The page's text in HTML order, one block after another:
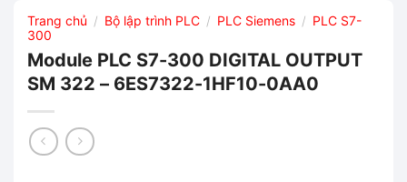
Trang chủ / Bộ lập trình PLC / PLC Siemens / PLC S7-
300
Module PLC S7-300 DIGITAL OUTPUT
SM 322 – 6ES7322-1HF10-0AA0